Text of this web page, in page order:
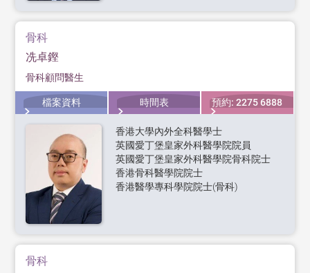
骨科
冼卓鏗
骨科顧問醫生
檔案資料 時間表 預約: 2275 6888
香港大學內外全科醫學士
英國愛丁堡皇家外科醫學院院員
英國愛丁堡皇家外科醫學院骨科院士
香港骨科醫學院院士
香港醫學專科學院院士(骨科)
骨科